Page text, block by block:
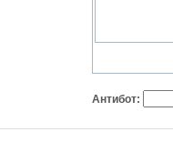
Антибот: